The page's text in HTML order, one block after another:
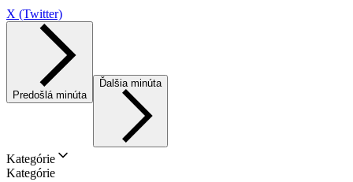
X (Twitter)
Predošlá minúta
Ďalšia minúta
Kategórie
Kategórie